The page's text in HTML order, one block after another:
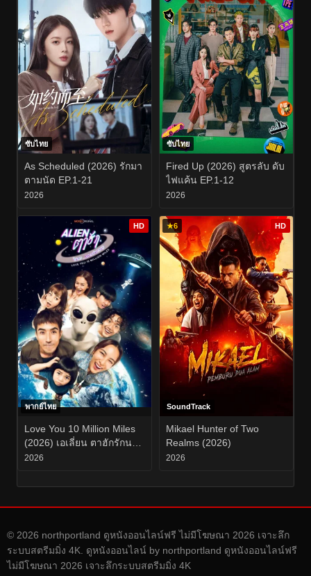
ซับไทย
As Scheduled (2026) รักมา
ตามนัด EP.1-21
2026
ซับไทย
Fired Up (2026) สูตรลับ ดับ
ไฟแค้น EP.1-12
2026
HD
พากย์ไทย
Love You 10 Million Miles
(2026) เอเลี่ยน ตาฮักรักนะ
นายต่างดาว EP.1-6
2026
★6 HD
SoundTrack
Mikael Hunter of Two
Realms (2026)
2026
© 2026 northportland ดูหนังออนไลน์ฟรี ไม่มีโฆษณา 2026 เจาะลึก
ระบบสตรีมมิ่ง 4K. ดูหนังออนไลน์ by northportland ดูหนังออนไลน์ฟรี
ไม่มีโฆษณา 2026 เจาะลึกระบบสตรีมมิ่ง 4K